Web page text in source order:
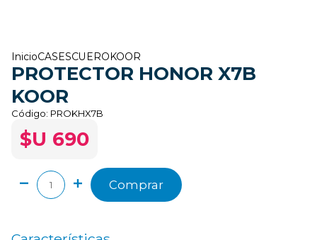
InicioCASESCUERO KOOR
PROTECTOR HONOR X7B
KOOR
Código: PROKHX7B
$U 690
Comprar